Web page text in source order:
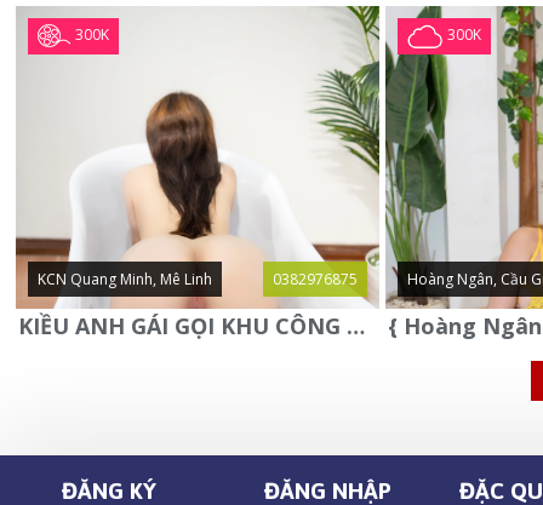
300K
KCN Quang Minh, Mê Linh 0382976875
KIỀU ANH GÁI GỌI KHU CÔNG NGHIỆP QUANG MINH - MÊ LINH
300K
Hoàng Ngân, Cầu
ĐĂNG KÝ ĐĂNG NHẬP ĐẶC